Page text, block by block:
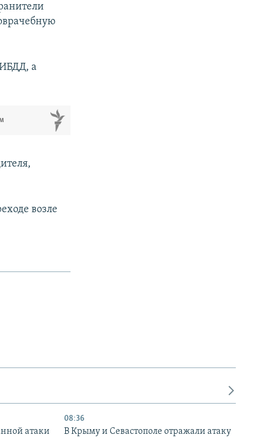
а
возле
атаки
08:36
В Крыму и Севастополе отражали атаку